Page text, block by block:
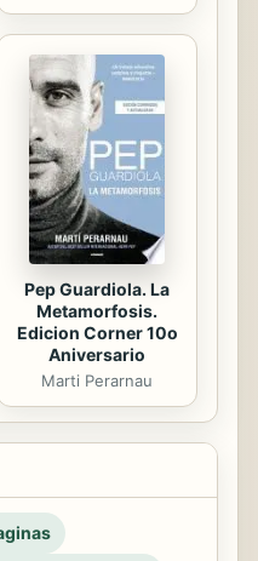
Pep Guardiola. La
Metamorfosis.
Edicion Corner 10o
Aniversario
Marti Perarnau